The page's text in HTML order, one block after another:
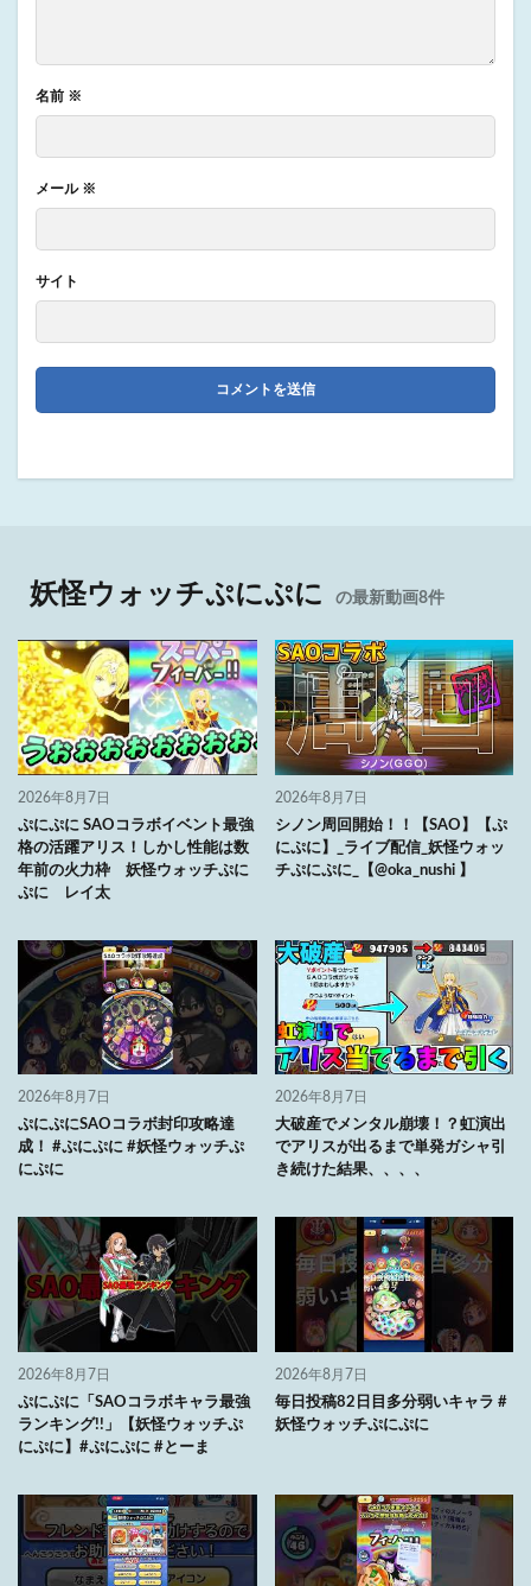
名前 ※
メール ※
サイト
妖怪ウォッチぷにぷに の最新動画8件
2026年8月7日
ぷにぷに SAOコラボイベント最強
格の活躍アリス！しかし性能は数
年前の火力枠 妖怪ウォッチぷに
ぷに レイ太
2026年8月7日
シノン周回開始！！【SAO】【ぷ
にぷに】_ライブ配信_妖怪ウォッ
チぷにぷに_【@oka_nushi 】
2026年8月7日
ぷにぷにSAOコラボ封印攻略達
成！ #ぷにぷに #妖怪ウォッチぷ
にぷに
2026年8月7日
大破産でメンタル崩壊！？虹演出
でアリスが出るまで単発ガシャ引
き続けた結果、、、、
2026年8月7日
ぷにぷに「SAOコラボキャラ最強
ランキング!!」【妖怪ウォッチぷ
にぷに】#ぷにぷに #とーま
2026年8月7日
毎日投稿82日目多分弱いキャラ #
妖怪ウォッチぷにぷに